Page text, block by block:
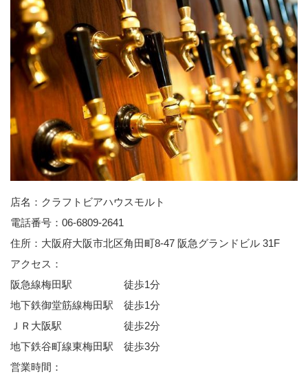
店名：クラフトビアハウスモルト
電話番号：06-6809-2641
住所：大阪府大阪市北区角田町8-47 阪急グランドビル 31F
アクセス：
阪急線梅田駅 徒歩1分
地下鉄御堂筋線梅田駅 徒歩1分
ＪＲ大阪駅 徒歩2分
地下鉄谷町線東梅田駅 徒歩3分
営業時間：